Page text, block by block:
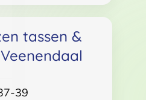
tassen &
39